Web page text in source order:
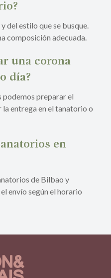
del estilo que se busque.
composición adecuada.
una corona
día?
podemos preparar el
entrega en el tanatorio o
en
de Bilbao y
envío según el horario